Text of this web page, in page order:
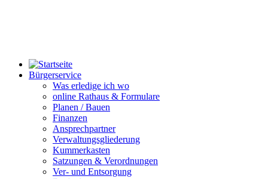
Bürgerservice
Was erledige ich wo
online Rathaus & Formulare
Planen / Bauen
Finanzen
Ansprechpartner
Verwaltungsgliederung
Kummerkasten
Satzungen & Verordnungen
Ver- und Entsorgung